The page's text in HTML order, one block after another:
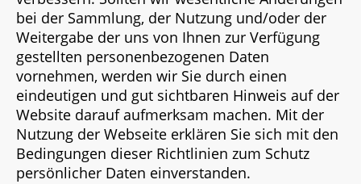
bei der Sammlung, der Nutzung und/oder der
Weitergabe der uns von Ihnen zur Verfügung
gestellten personenbezogenen Daten
vornehmen, werden wir Sie durch einen
eindeutigen und gut sichtbaren Hinweis auf der
Website darauf aufmerksam machen. Mit der
Nutzung der Webseite erklären Sie sich mit den
Bedingungen dieser Richtlinien zum Schutz
persönlicher Daten einverstanden.